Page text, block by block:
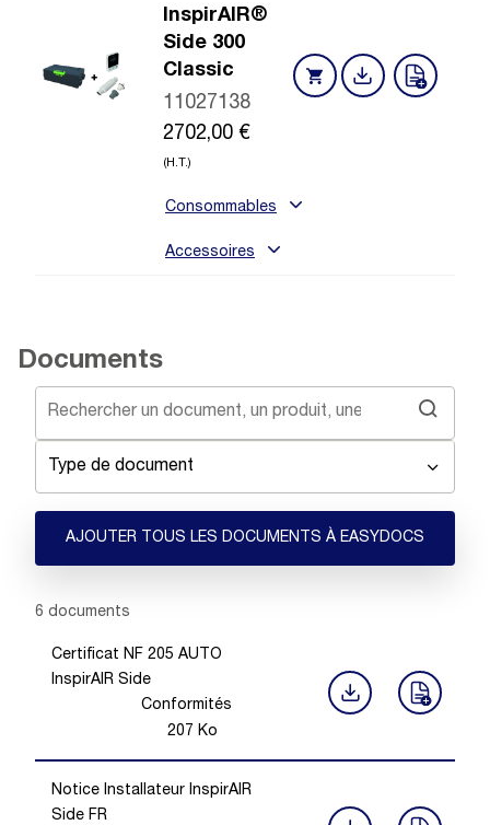
InspirAIR®
Side 300
Classic
11027138
2702,00 €
(H.T.)
Consommables
Accessoires
Documents
Type de document
AJOUTER TOUS LES DOCUMENTS À EASYDOCS
Showing 1 -6
6 documents
Certificat NF 205 AUTO
InspirAIR Side
Conformités
207 Ko
Notice Installateur InspirAIR
Side FR